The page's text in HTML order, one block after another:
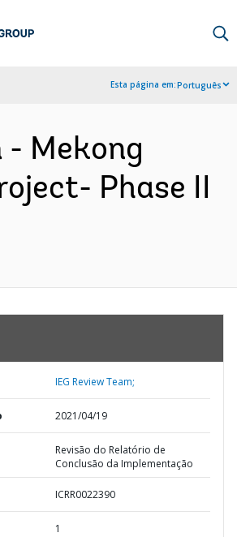
Esta página em:Português
Mekong
Phase II
IEG Review Team;
2021/04/19
Revisão do Relatório de
Conclusão da Implementação
ICRR0022390
1